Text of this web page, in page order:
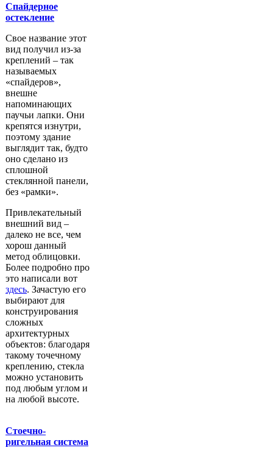
Спайдерное
остекление
Свое название этот
вид получил из-за
креплений – так
называемых
«спайдеров»,
внешне
напоминающих
паучьи лапки. Они
крепятся изнутри,
поэтому здание
выглядит так, будто
оно сделано из
сплошной
стеклянной панели,
без «рамки».
Привлекательный
внешний вид –
далеко не все, чем
хорош данный
метод облицовки.
Более подробно про
это написали вот
здесь. Зачастую его
выбирают для
конструирования
сложных
архитектурных
объектов: благодаря
такому точечному
креплению, стекла
можно установить
под любым углом и
на любой высоте.
Стоечно-
ригельная система